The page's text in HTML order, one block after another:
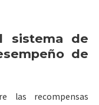
sistema de
de
las recompensas